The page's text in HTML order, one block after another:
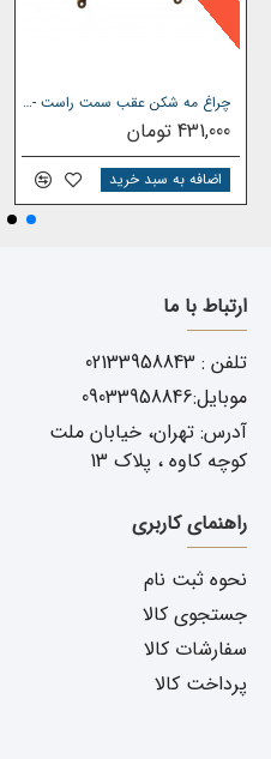
چراغ مه شکن عقب سمت راست - ليفان 520
431,000 تومان
اضافه به سبد خرید
ارتباط با ما
تلفن : 02133958843
موبایل:09033958846
آدرس: تهران، خیابان ملت
کوچه کاوه ، پلاک 13
راهنمای کاربری
نحوه ثبت نام
جستجوی کالا
سفارشات کالا
پرداخت کالا